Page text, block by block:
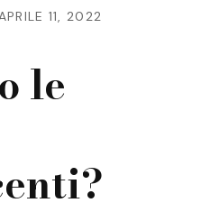
11, 2022
le